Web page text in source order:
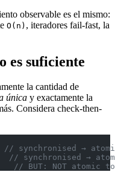
observable es el mismo:
O(n) , iteradores fail-fast, la
es suficiente
la cantidad de
única y exactamente la
Considera check-then-
// synchronised →
// synchronised →
// BUT: NOT atomic